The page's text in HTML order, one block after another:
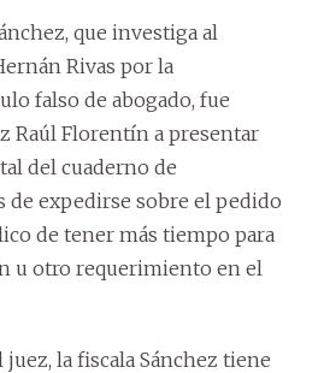
que investiga al
Rivas por la
falso de abogado, fue
Raúl Florentín a presentar
del cuaderno de
de expedirse sobre el pedido
de tener más tiempo para
u otro requerimiento en el
la fiscala Sánchez tiene